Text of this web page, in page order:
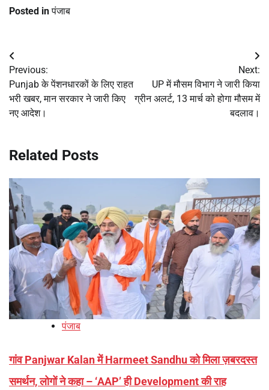
Posted inपंजाब
Post
navigation
Previous:
Punjab के पेंशनधारकों के लिए राहत
भरी खबर, मान सरकार ने जारी किए
नए आदेश।
Next:
UP में मौसम विभाग ने जारी किया
ग्रीन अलर्ट, 13 मार्च को होगा मौसम में
बदलाव।
Related Posts
पंजाब
गांव Panjwar Kalan में Harmeet Sandhu को मिला ज़बरदस्त
समर्थन, लोगों ने कहा – ‘AAP’ ही Development की राह